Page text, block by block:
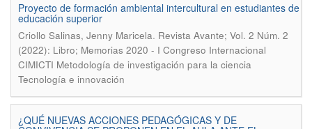
Proyecto de formación ambiental intercultural en estudiantes de
educación superior
Criollo Salinas, Jenny Maricela. Revista Avante; Vol. 2 Núm. 2
(2022): Libro; Memorias 2020 - I Congreso Internacional
CIMICTI Metodología de investigación para la ciencia
Tecnología e innovación
¿QUÉ NUEVAS ACCIONES PEDAGÓGICAS Y DE